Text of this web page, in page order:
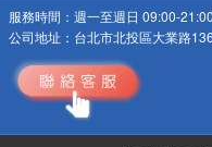
服務時間： 週一至週日 09:00-
公司地址： 台北市北投區大業路